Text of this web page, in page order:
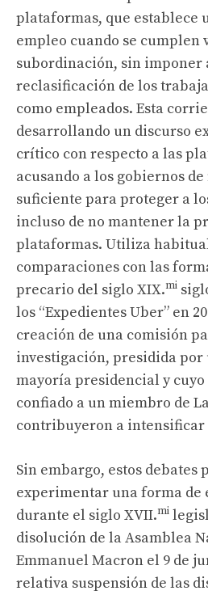
plataformas, que establece
empleo cuando se cumplen
subordinación, sin imponer
reclasificación de los
como empleados. Esta
desarrollando un discurso
crítico con respecto a las
acusando a los gobiernos
suficiente para proteger a
incluso de no mantener la
plataformas. Utiliza
comparaciones con las
precario del siglo XIX.mi
los “Expedientes Uber” en
creación de una comisión
investigación, presidida
mayoría presidencial y
confiado a un miembro de
contribuyeron a intensificar
Sin embargo, estos debates
experimentar una forma de
durante el siglo XVII.mi
disolución de la Asamblea
Emmanuel Macron el 9 de
relativa suspensión de las